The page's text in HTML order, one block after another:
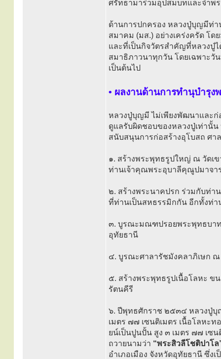
ศรัทธามาร่วมอุปสมบทและจำพ
ด้านการปกครอง หลวงปู่บุญมีท่า
สมาคม (มส.) อย่างเคร่งครัด โ
และที่เป็นกิจวัตรสำคัญที่หลวงปู่
สมาธิภาวนาทุกวัน โดยเฉพาะวั
เป็นต้นไป
• ผลงานด้านการทำนุบำรุง
หลวงปู่บุญมี ไม่เพียงพัฒนาและก่
ดูแลรับผิดชอบของหลวงปู่เท่านั้
สนับสนุนการก่อสร้างอุโบสถ ศา
๑. สร้างพระพุทธรูปใหญ่ ณ วัดเข
ท่านเจ้าคุณพระอุบาลีคุณูปมาจา
๒. สร้างพระนาคปรก ร่วมกับท่า
ที่ท่านเป็นสหธรรมิกกัน อีกทั้งท่า
๓. บูรณะมณฑปรอยพระพุทธบาท
อุทัยธานี
๔. บูรณะศาลารัชมังคลาภิเษก
๕. สร้างพระพุทธรูปเนื้อโลหะ ข
รัตนคีรี
๖. ปีพุทธศักราช ๒๕๓๔ หลวงปู่บุ
เมตร ๗๗ เซนติเมตร เนื้อโลหะท
ยน์เป็นปูนปั้น สูง ๓ เมตร ๗๗ เซ
ถวายนามว่า “พระสิวลีโชติปาโล
อำเภอเมือง จังหวัดอุทัยธานี ซึ่